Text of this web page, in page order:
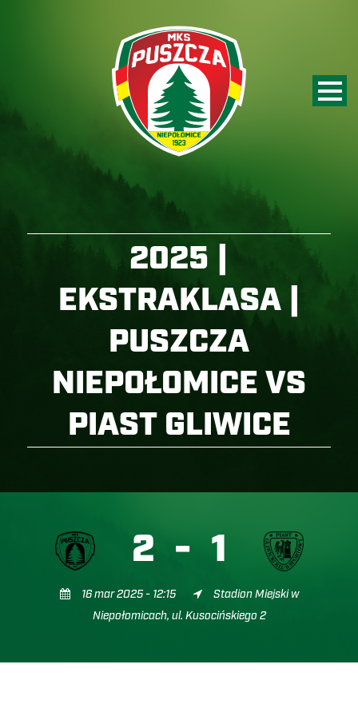
2025 |
EKSTRAKLASA |
PUSZCZA
NIEPOŁOMICE VS
PIAST GLIWICE
2 - 1
16 mar 2025 - 12:15
Stadion Miejski w
Niepołomicach, ul. Kusocińskiego 2